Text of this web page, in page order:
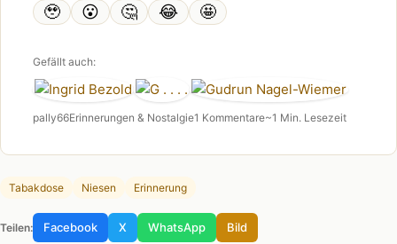
🥹 😮 🤔 😂 🤩
Gefällt auch:
pally66Erinnerungen & Nostalgie1 Kommentare~1 Min. Lesezeit
Tabakdose Niesen Erinnerung
Teilen: Facebook X WhatsApp Bild